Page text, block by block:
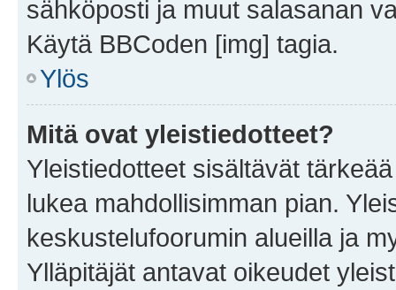
sähköposti ja muut salasanan
Käytä BBCoden [img] tagia.
Ylös
Mitä ovat yleistiedotteet?
Yleistiedotteet sisältävät
lukea mahdollisimman pian.
keskustelufoorumin alueilla ja
Ylläpitäjät antavat oikeudet